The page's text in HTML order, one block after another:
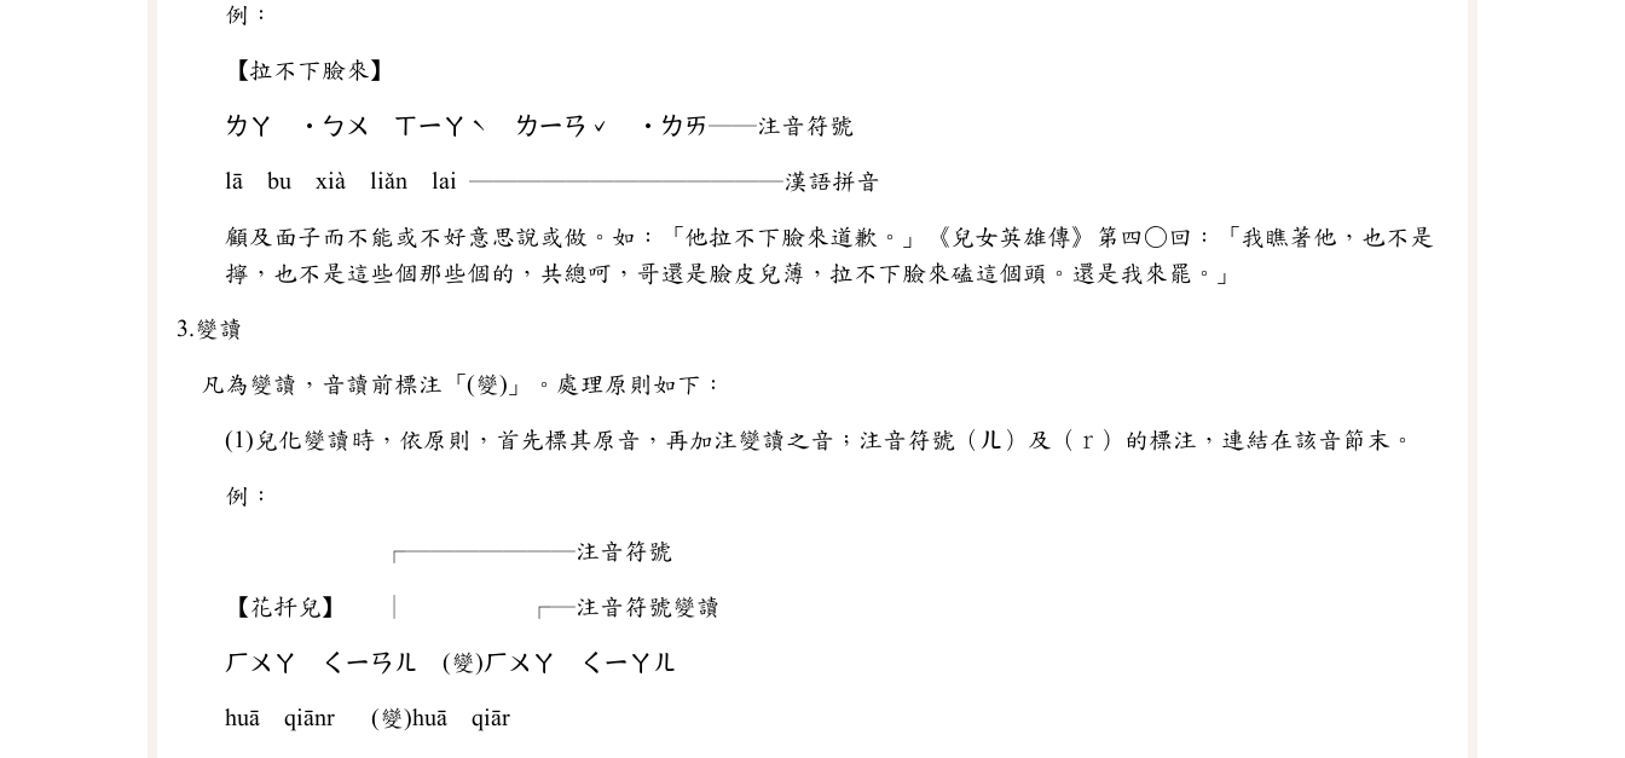
例：
【拉不下臉來】
ㄌㄚ ‧ㄅㄨ ㄒㄧㄚˋ ㄌㄧㄢˇ ‧ㄌㄞ──注音符號
lā bu xià liǎn lai ─────────────漢語拼音
顧及面子而不能或不好意思說或做。如：「他拉不下臉來道歉。」《兒女英雄傳》第四○回：「我瞧著他，也不是
擰，也不是這些個那些個的，共總呵，哥還是臉皮兒薄，拉不下臉來磕這個頭。還是我來罷。」
3.變讀
凡為變讀，音讀前標注「(變)」。處理原則如下：
(1)兒化變讀時，依原則，首先標其原音，再加注變讀之音；注音符號（ㄦ）及（ｒ）的標注，連結在該音節末。
例：
┌───────注音符號
【花扦兒】 │ ┌─注音符號變讀
ㄏㄨㄚ ㄑㄧㄢㄦ (變)ㄏㄨㄚ ㄑㄧㄚㄦ
huā qiānr (變)huā qiār